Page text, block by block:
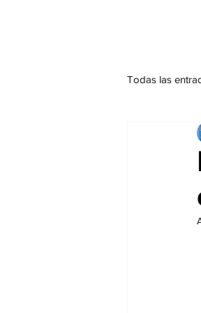
Todas las